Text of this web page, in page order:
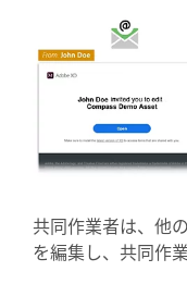
共同作業者は、他
を編集し、共同作